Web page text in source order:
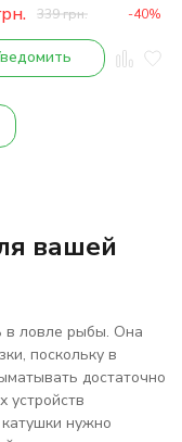
339грн. -40%
вашей
в ловле рыбы. Она
поскольку в
достаточно
устройств
нужно